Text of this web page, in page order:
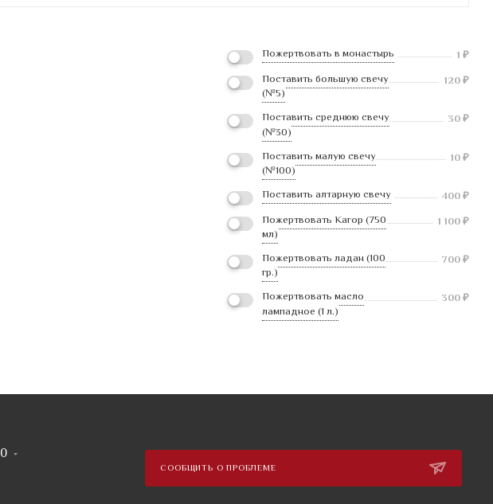
Пожертвовать в монастырь 1 ₽
Поставить большую свечу
(№5)
120₽
Поставить среднюю свечу
(№30)
30₽
Поставить малую свечу
(№100)
10₽
Поставить алтарную свечу 400₽
Пожертвовать Кагор (750
мл)
1 100₽
Пожертвовать ладан (100
гр.)
700₽
Пожертвовать масло
лампадное (1 л.)
300₽
СООБЩИТЬ О ПРОБЛЕМЕ